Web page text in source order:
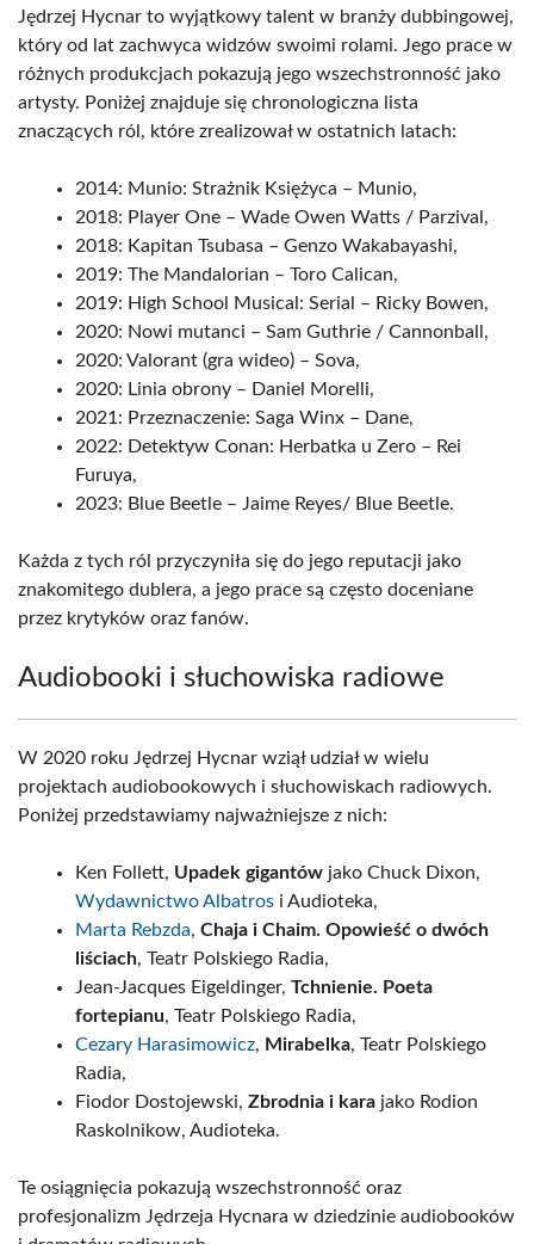
Jędrzej Hycnar to wyjątkowy talent w branży dubbingowej,
który od lat zachwyca widzów swoimi rolami. Jego prace w
różnych produkcjach pokazują jego wszechstronność jako
artysty. Poniżej znajduje się chronologiczna lista
znaczących ról, które zrealizował w ostatnich latach:
2014: Munio: Strażnik Księżyca – Munio,
2018: Player One – Wade Owen Watts / Parzival,
2018: Kapitan Tsubasa – Genzo Wakabayashi,
2019: The Mandalorian – Toro Calican,
2019: High School Musical: Serial – Ricky Bowen,
2020: Nowi mutanci – Sam Guthrie / Cannonball,
2020: Valorant (gra wideo) – Sova,
2020: Linia obrony – Daniel Morelli,
2021: Przeznaczenie: Saga Winx – Dane,
2022: Detektyw Conan: Herbatka u Zero – Rei
Furuya,
2023: Blue Beetle – Jaime Reyes/ Blue Beetle.
Każda z tych ról przyczyniła się do jego reputacji jako
znakomitego dublera, a jego prace są często doceniane
przez krytyków oraz fanów.
Audiobooki i słuchowiska radiowe
W 2020 roku Jędrzej Hycnar wziął udział w wielu
projektach audiobookowych i słuchowiskach radiowych.
Poniżej przedstawiamy najważniejsze z nich:
Ken Follett, Upadek gigantów jako Chuck Dixon,
Wydawnictwo Albatros i Audioteka,
Marta Rebzda, Chaja i Chaim. Opowieść o dwóch
liściach, Teatr Polskiego Radia,
Jean-Jacques Eigeldinger, Tchnienie. Poeta
fortepianu, Teatr Polskiego Radia,
Cezary Harasimowicz, Mirabelka, Teatr Polskiego
Radia,
Fiodor Dostojewski, Zbrodnia i kara jako Rodion
Raskolnikow, Audioteka.
Te osiągnięcia pokazują wszechstronność oraz
profesjonalizm Jędrzeja Hycnara w dziedzinie audiobooków